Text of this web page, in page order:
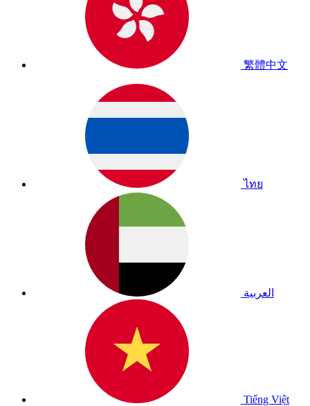
繁體中文
ไทย
العربية
Tiếng Việt